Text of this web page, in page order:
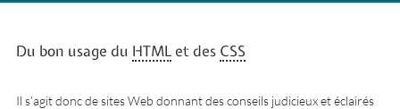
Du bon usage du HTML et des CSS
Il s’agit donc de sites Web donnant des conseils judicieux et éclairés